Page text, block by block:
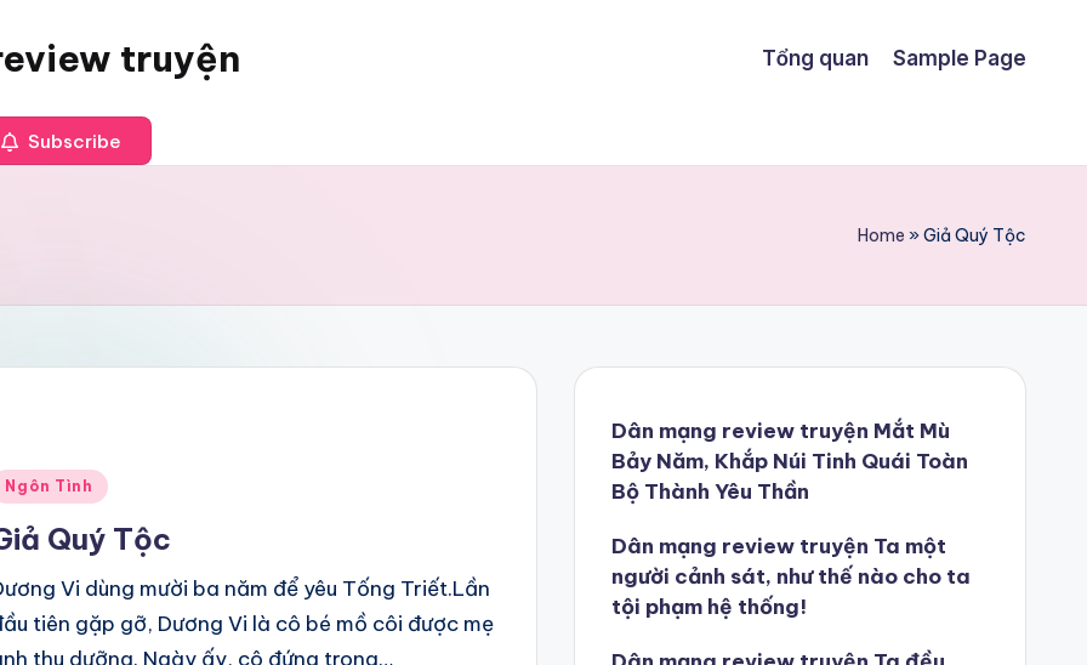
truyện Tổng quan Sample Page
Subscribe
Home »Giả Quý Tộc
Ngôn Tình
Quý Tộc
Vi dùng mười ba năm để yêu Tống Triết.Lần
tiên gặp gỡ, Dương Vi là cô bé mồ côi được mẹ
thu dưỡng. Ngày ấy, cô đứng trong…
Dân mạng review truyện Mắt Mù
Bảy Năm, Khắp Núi Tinh Quái Toàn
Bộ Thành Yêu Thần
Dân mạng review truyện Ta một
người cảnh sát, như thế nào cho ta
tội phạm hệ thống!